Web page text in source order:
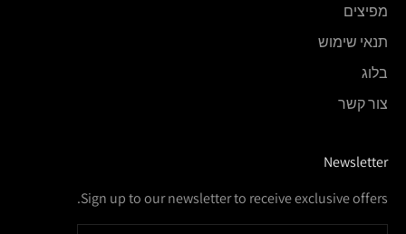
מפיצים
תנאי שימוש
בלוג
צור קשר
Newsletter
Sign up to our newsletter to receive exclusive offers.